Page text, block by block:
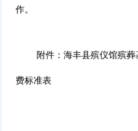
作。
附件：海丰县殡仪馆殡
费标准表